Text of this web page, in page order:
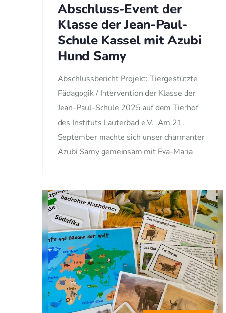
Abschluss-Event der
Klasse der Jean-Paul-
Schule Kassel mit Azubi
Hund Samy
Abschlussbericht Projekt: Tiergestützte
Pädagogik / Intervention der Klasse der
Jean-Paul-Schule 2025 auf dem Tierhof
des Instituts Lauterbad e.V. Am 21.
September machte sich unser charmanter
Azubi Samy gemeinsam mit Eva-Maria